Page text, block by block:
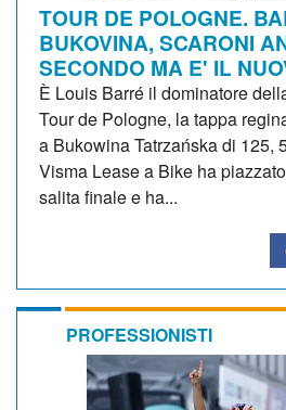
TOUR DE POLOGNE.
BUKOVINA, SCARONI
SECONDO MA E' IL
È Louis Barré il dominatore
Tour de Pologne, la tappa
a Bukowina Tatrzańska di 125,
Visma Lease a Bike ha
salita finale e ha...
PROFESSIONISTI